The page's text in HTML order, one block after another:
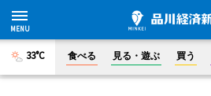
33°C 食べる 見る・遊ぶ 買う